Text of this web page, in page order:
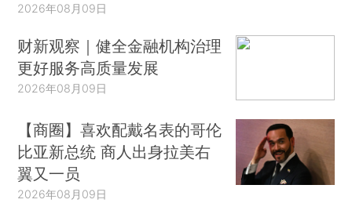
2026年08月09日
财新观察｜健全金融机构治理
更好服务高质量发展
2026年08月09日
【商圈】喜欢配戴名表的哥伦
比亚新总统 商人出身拉美右
翼又一员
2026年08月09日